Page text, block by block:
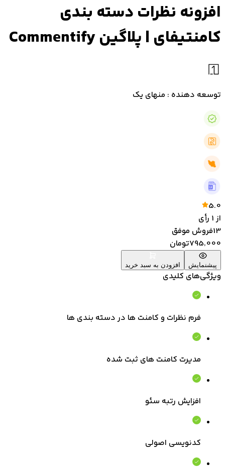
افزونه نظرات دسته بندی
کامنتیفای | پلاگین Commentify
توسعه دهنده : منهای یک
5.0
از 1 رأی
13فروش موفق
795٬000تومان
پیشنمایش افزودن به سبد خرید
ویژگی‌های کلیدی
فرم نظرات و کامنت ها در دسته بندی ها
مدیرت کامنت های ثبت شده
افزایش رتبه سئو
کدنویسی اصولی